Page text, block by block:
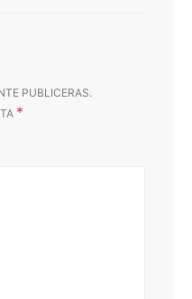
PUBLICERAS.
*